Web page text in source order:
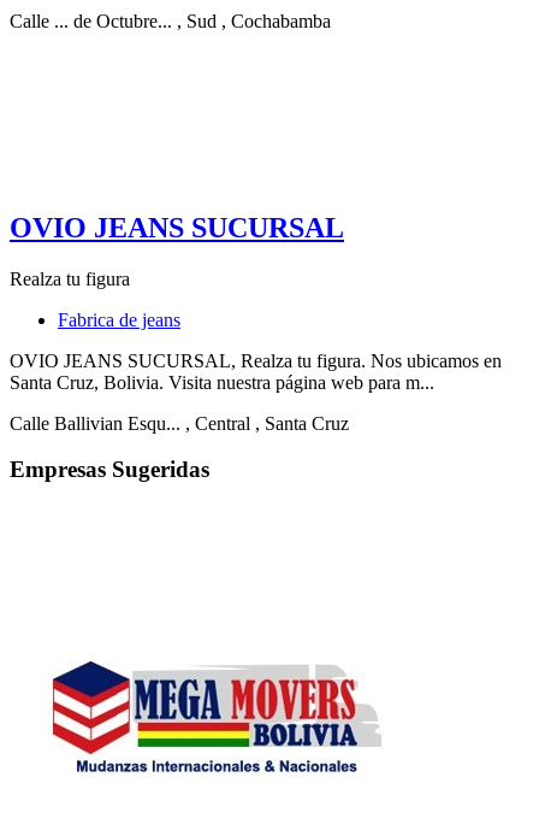
Calle ... de Octubre... , Sud , Cochabamba
OVIO JEANS SUCURSAL
Realza tu figura
Fabrica de jeans
OVIO JEANS SUCURSAL, Realza tu figura. Nos ubicamos en
Santa Cruz, Bolivia. Visita nuestra página web para m...
Calle Ballivian Esqu... , Central , Santa Cruz
Empresas Sugeridas